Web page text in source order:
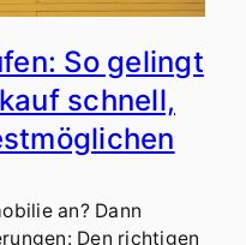
So gelingt
schnell,
an? Dann
Den richtigen